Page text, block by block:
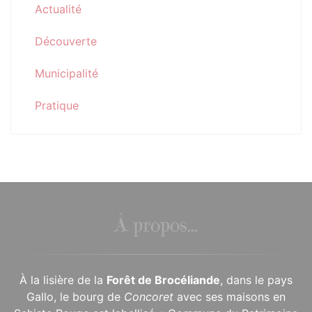
Actualité
Découverte
Municipalité
Pratique
À propos...
À la lisière de la Forêt de Brocéliande, dans le pays
Gallo, le bourg de Concoret avec ses maisons en